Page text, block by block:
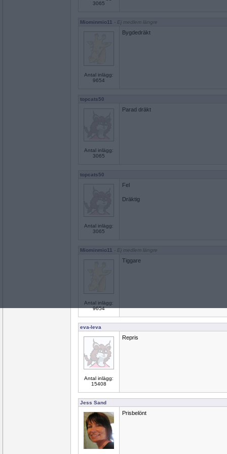
3065
Miominmio11 - Ej medlem längre
Antal inlägg:
9654
Bygdedräkt
topcats50
Antal inlägg:
3065
Parad dräkt
topcats50
Antal inlägg:
3065
Fel
Dräktig
Miominmio11 - Ej medlem längre
Antal inlägg:
9654
Tiggare
eva-leva
Antal inlägg:
15408
Repris
Jess Sand
Prisbelönt